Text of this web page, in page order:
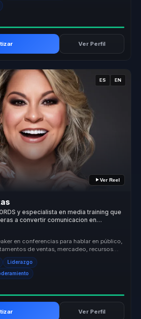
Ver Perfil
ES EN
Ver Reel
y especialista en media training que
a convertir comunicacion en
visibilidad.
en conferencias para hablar en público,
de ventas, mercadeo, recursos
Liderazgo
Ver Perfil